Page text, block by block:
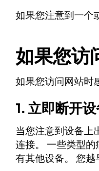
如果您注意到一个
如果您访
如果您访问网站时
1. 立即断开
当您注意到设备上
连接。 一些类型
有其他设备。 您越